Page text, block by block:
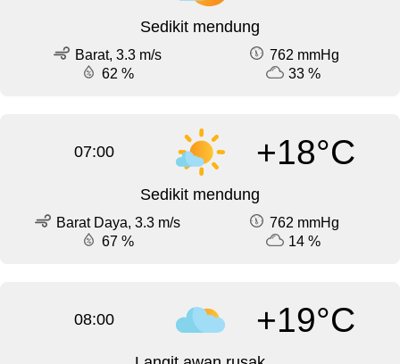
Sedikit mendung
Barat, 3.3 m/s
762 mmHg
62 %
33 %
07:00 +18°C
Sedikit mendung
Barat Daya, 3.3 m/s
762 mmHg
67 %
14 %
08:00 +19°C